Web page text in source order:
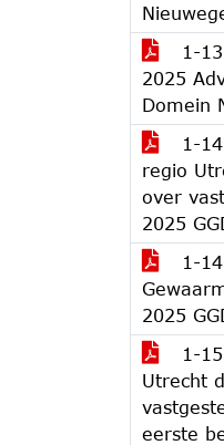
1-
2025
Domein
1-
regio
over
2025
1-
2025
1-
Utrecht
eerste